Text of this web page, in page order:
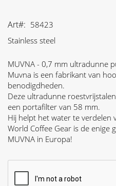
Art
58423
Stainless steel
MUVNA - 0,7 mm ultradunne
Muvna is een fabrikant van
benodigdheden.
Deze ultradunne
een portafilter van 58 mm.
Hij helpt het water te verdelen
World Coffee Gear is de enige
MUVNA in Europa!